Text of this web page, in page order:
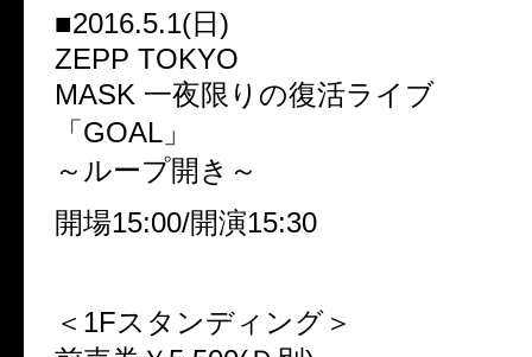
■2016.5.1(日)
ZEPP TOKYO
MASK 一夜限りの復活ライブ
「GOAL」
～ループ開き～
開場15:00/開演15:30
＜1Fスタンディング＞